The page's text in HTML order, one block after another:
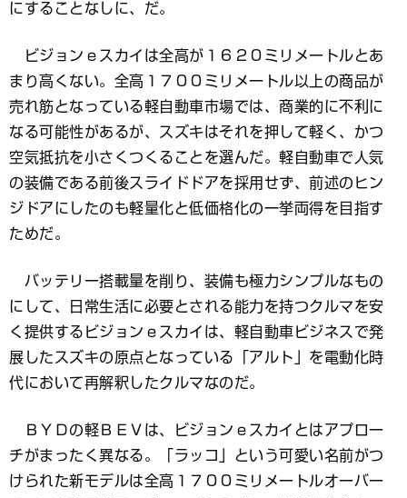
にすることなしに、だ。
ビジョンｅスカイは全高が１６２０ミリメートルとあ
まり高くない。全高１７００ミリメートル以上の商品が
売れ筋となっている軽自動車市場では、商業的に不利に
なる可能性があるが、スズキはそれを押して軽く、かつ
空気抵抗を小さくつくることを選んだ。軽自動車で人気
の装備である前後スライドドアを採用せず、前述のヒン
ジドアにしたのも軽量化と低価格化の一挙両得を目指す
ためだ。
バッテリー搭載量を削り、装備も極力シンプルなもの
にして、日常生活に必要とされる能力を持つクルマを安
く提供するビジョンｅスカイは、軽自動車ビジネスで発
展したスズキの原点となっている「アルト」を電動化時
代において再解釈したクルマなのだ。
ＢＹＤの軽ＢＥＶは、ビジョンｅスカイとはアプロー
チがまったく異なる。「ラッコ」という可愛い名前がつ
けられた新モデルは全高１７００ミリメートルオーバー